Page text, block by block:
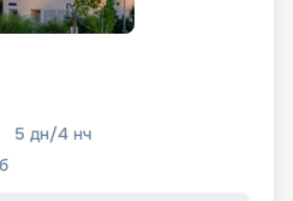
5 дн/4 нч